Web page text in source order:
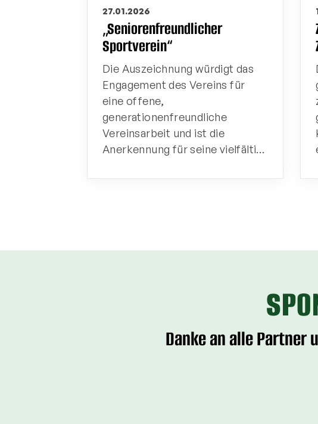
27.01.2026
„Seniorenfreundlicher
Sportverein“
Die Auszeichnung würdigt das
Engagement des Vereins für eine
offene, generationenfreundliche
Vereinsarbeit und ist die
Anerkennung für seine vielfälti…
Danke an alle Partner